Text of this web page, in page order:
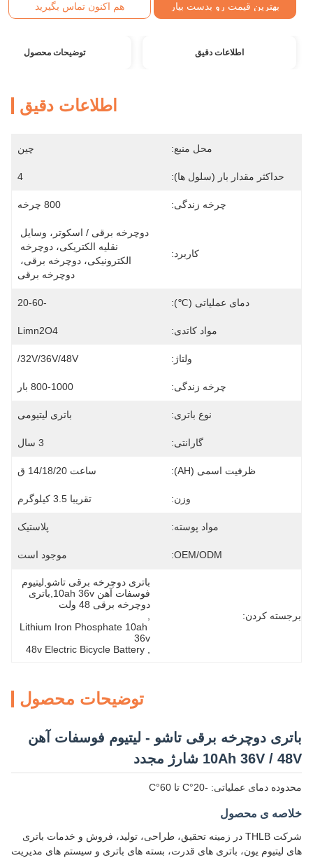
بهترین قیمت رو بدست بیار هم اکنون تماس بگیرید
اطلاعات دقیق توضیحات محصول
اطلاعات دقیق
محل منبع: چین
حداکثر مقدار بار (سلول ها): 4
چرخه زندگی: 800 چرخه
کاربرد:
دوچرخه برقی
دمای عملیاتی (℃): -20-60
مواد کاتدی: Limn2O4
ولتاژ: 32V/36V/48V/
چرخه زندگی: 800-1000 بار
نوع باتری: باتری لیتیومی
گارانتی: 3 سال
ظرفیت اسمی (AH): ساعت 14/18/20 ق
وزن: تقریبا 3.5 کیلوگرم
مواد پوسته: پلاستیک
OEM/ODM: موجود است
برجسته کردن:
دوچرخه برقی 48 ولت
Lithium Iron Phosphate 10ah
36v
48v Electric Bicycle Battery
توضیحات محصول
باتری دوچرخه برقی تاشو - لیتیوم فوسفات آهن
10Ah 36V / 48V شارژ مجدد
محدوده دمای عملیاتی: -20°C تا 60°C
خلاصه ی محصول
شرکت THLB در زمینه تحقیق، طراحی، تولید، فروش و خدمات باتری
های لیتیوم یون، باتری های قدرت، بسته های باتری و سیستم های مدیریت